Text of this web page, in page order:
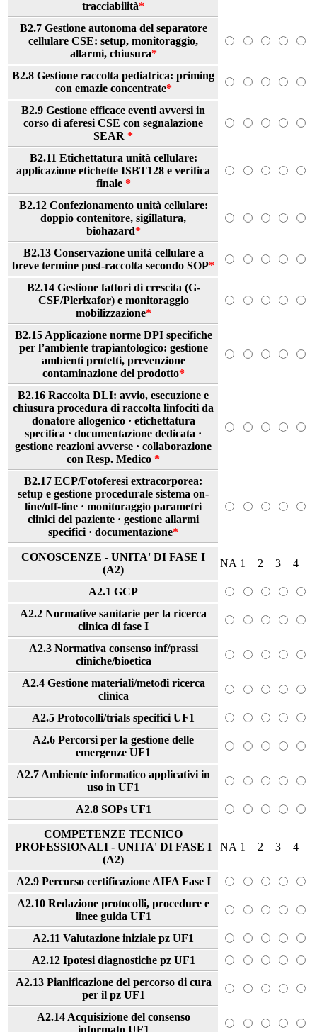
tracciabilità*
B2.7 Gestione autonoma del separatore
cellulare CSE: setup, monitoraggio,
allarmi, chiusura*
B2.8 Gestione raccolta pediatrica: priming
con emazie concentrate*
B2.9 Gestione efficace eventi avversi in
corso di aferesi CSE con segnalazione
SEAR *
B2.11 Etichettatura unità cellulare:
applicazione etichette ISBT128 e verifica
finale *
B2.12 Confezionamento unità cellulare:
doppio contenitore, sigillatura,
biohazard*
B2.13 Conservazione unità cellulare a
breve termine post-raccolta secondo SOP*
B2.14 Gestione fattori di crescita (G-
CSF/Plerixafor) e monitoraggio
mobilizzazione*
B2.15 Applicazione norme DPI specifiche
per l’ambiente trapiantologico: gestione
ambienti protetti, prevenzione
contaminazione del prodotto*
B2.16 Raccolta DLI: avvio, esecuzione e
chiusura procedura di raccolta linfociti da
donatore allogenico · etichettatura
specifica · documentazione dedicata ·
gestione reazioni avverse · collaborazione
con Resp. Medico *
B2.17 ECP/Fotoferesi extracorporea:
setup e gestione procedurale sistema on-
line/off-line · monitoraggio parametri
clinici del paziente · gestione allarmi
specifici · documentazione*
CONOSCENZE - UNITA' DI FASE I
(A2)
NA 1 2 3 4
A2.1 GCP
A2.2 Normative sanitarie per la ricerca
clinica di fase I
A2.3 Normativa consenso inf/prassi
cliniche/bioetica
A2.4 Gestione materiali/metodi ricerca
clinica
A2.5 Protocolli/trials specifici UF1
A2.6 Percorsi per la gestione delle
emergenze UF1
A2.7 Ambiente informatico applicativi in
uso in UF1
A2.8 SOPs UF1
COMPETENZE TECNICO
PROFESSIONALI - UNITA' DI FASE I
(A2)
NA 1 2 3 4
A2.9 Percorso certificazione AIFA Fase I
A2.10 Redazione protocolli, procedure e
linee guida UF1
A2.11 Valutazione iniziale pz UF1
A2.12 Ipotesi diagnostiche pz UF1
A2.13 Pianificazione del percorso di cura
per il pz UF1
A2.14 Acquisizione del consenso
informato UF1